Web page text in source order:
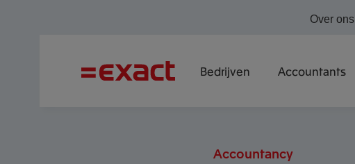
Bedrijven Accountants
Over ons
Accountancy